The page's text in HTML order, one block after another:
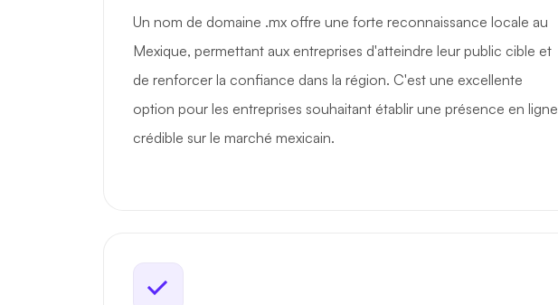
Un nom de domaine .mx offre une forte reconnaissance locale au
Mexique, permettant aux entreprises d'atteindre leur public cible et
de renforcer la confiance dans la région. C'est une excellente
option pour les entreprises souhaitant établir une présence en ligne
crédible sur le marché mexicain.